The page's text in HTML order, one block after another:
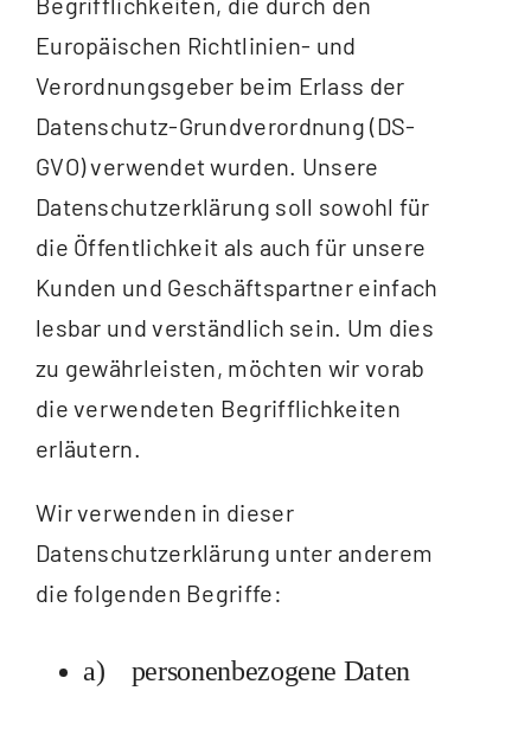
Europäischen Richtlinien- und
Verordnungsgeber beim Erlass der
Datenschutz-Grundverordnung (DS-
GVO) verwendet wurden. Unsere
Datenschutzerklärung soll sowohl für
die Öffentlichkeit als auch für unsere
Kunden und Geschäftspartner einfach
lesbar und verständlich sein. Um dies
zu gewährleisten, möchten wir vorab
die verwendeten Begrifflichkeiten
erläutern.
Wir verwenden in dieser
Datenschutzerklärung unter anderem
die folgenden Begriffe:
a) personenbezogene Daten